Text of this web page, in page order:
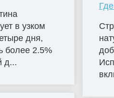
в узком
дня,
более 2.5%
д...